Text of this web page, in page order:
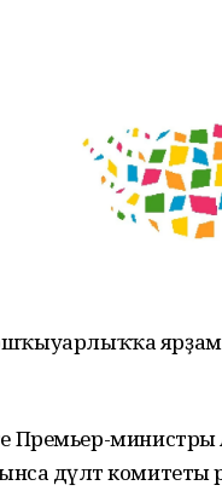
ярҙам
Премьер-министры
дәүләт комитеты